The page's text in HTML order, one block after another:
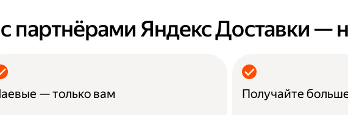
партнёрами Яндекс Доставки —
— только вам Получайте